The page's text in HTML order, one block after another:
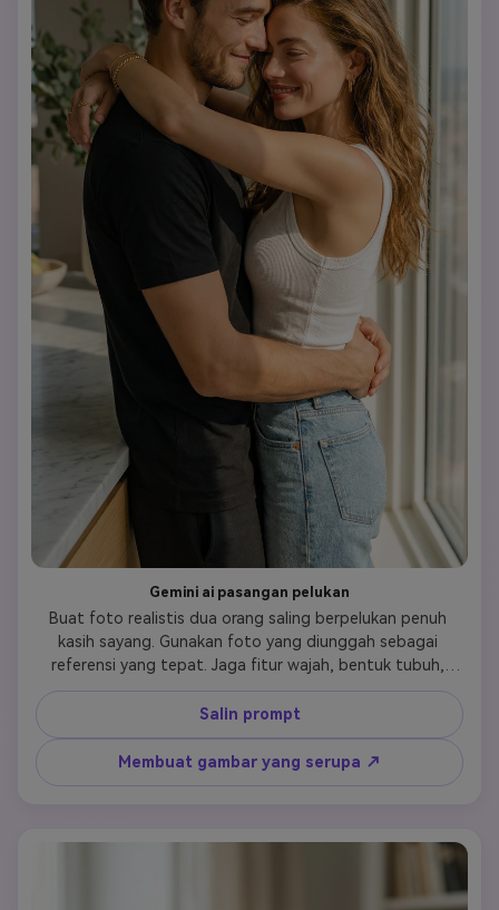
Gemini ai pasangan pelukan
Buat foto realistis dua orang saling berpelukan penuh
kasih sayang. Gunakan foto yang diunggah sebagai
referensi yang tepat. Jaga fitur wajah, bentuk tubuh,
warna kulit, dan identitas kedua orang tetap tidak
berubah. Pelukan harus terasa intim dan alami, dengan
penempatan lengan yang lembut dan kontak tubuh yang
erat. Ekspresi harus menunjukkan kasih sayang,
kehangatan, dan kedekatan emosional. Gaya fotografi
Salin prompt
Membuat gambar yang serupa ↗